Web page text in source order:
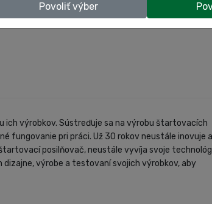
ich výrobkov. Sústreďuje sa na výrobu štartovacích
fungovanie pri práci. Už 30 rokov neustále inovuje
posilňovač, neustále vyvíja svoje
dizajne, výrobe a testovaní svojich výrobkov, aby
Povoliť výber